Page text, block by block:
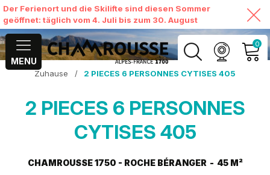
Der Ferienort und die Skilifte sind diesen Sommer
geöffnet: täglich vom 4. Juli bis zum 30. August
MENU
0
MEIN KONTO
MEINEN WARENKORB
Zuhause / 2 PIECES 6 PERSONNES CYTISES 405
2 PIECES 6 PERSONNES
CYTISES 405
CHAMROUSSE 1750 - ROCHE BÉRANGER 45 M²